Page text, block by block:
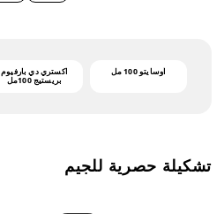
أوسايتو 100 مل
اكستري دي بارفيوم
بريستيج 100مل
تشكيلة حصرية للجيم